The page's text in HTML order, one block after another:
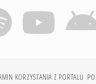
KORZYSTANIA Z PORTALU